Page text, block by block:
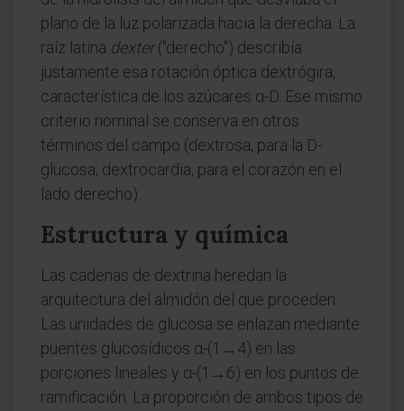
plano de la luz polarizada hacia la derecha. La
raíz latina dexter("derecho") describía
justamente esa rotación óptica dextrógira,
característica de los azúcares α-D. Ese mismo
criterio nominal se conserva en otros
términos del campo (dextrosa, para la D-
glucosa; dextrocardia, para el corazón en el
lado derecho).
Estructura y química
Las cadenas de dextrina heredan la
arquitectura del almidón del que proceden.
Las unidades de glucosa se enlazan mediante
puentes glucosídicos α-(1→4) en las
porciones lineales y α-(1→6) en los puntos de
ramificación. La proporción de ambos tipos de